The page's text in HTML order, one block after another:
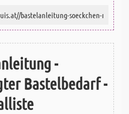
-
Bastelbedarf -